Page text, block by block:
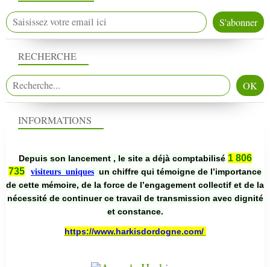
RECHERCHE
INFORMATIONS
Depuis son lancement , le site a déjà comptabilisé 1 806
735
visiteurs uniques un chiffre qui témoigne de l’importance
de cette mémoire, de la force de l’engagement collectif et de la
nécessité de continuer ce travail de transmission avec dignité
et constance.
https://www.harkisdordogne.com/